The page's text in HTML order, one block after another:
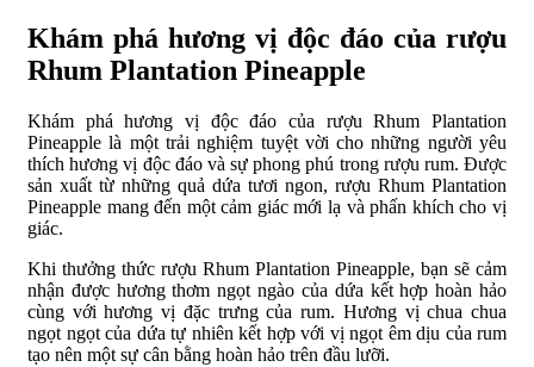
Khám phá hương vị độc đáo của rượu
Rhum Plantation Pineapple
Khám phá hương vị độc đáo của rượu Rhum Plantation
Pineapple là một trải nghiệm tuyệt vời cho những người yêu
thích hương vị độc đáo và sự phong phú trong rượu rum. Được
sản xuất từ những quả dứa tươi ngon, rượu Rhum Plantation
Pineapple mang đến một cảm giác mới lạ và phấn khích cho vị
giác.
Khi thưởng thức rượu Rhum Plantation Pineapple, bạn sẽ cảm
nhận được hương thơm ngọt ngào của dứa kết hợp hoàn hảo
cùng với hương vị đặc trưng của rum. Hương vị chua chua
ngọt ngọt của dứa tự nhiên kết hợp với vị ngọt êm dịu của rum
tạo nên một sự cân bằng hoàn hảo trên đầu lưỡi.